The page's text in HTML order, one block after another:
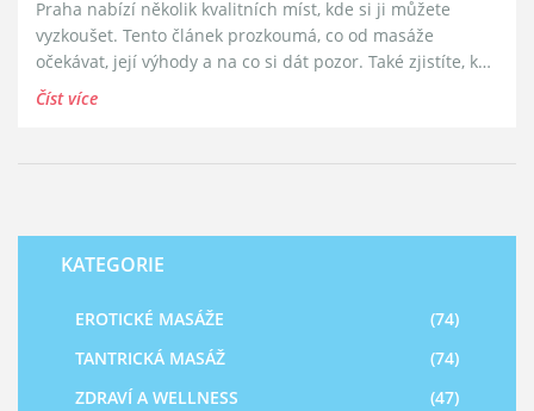
Praha nabízí několik kvalitních míst, kde si ji můžete
vyzkoušet. Tento článek prozkoumá, co od masáže
očekávat, její výhody a na co si dát pozor. Také zjistíte, kde
v Praze najdete nejlepší služby. Připravte se na relaxaci,
Číst více
KATEGORIE
EROTICKÉ MASÁŽE
(74)
TANTRICKÁ MASÁŽ
(74)
ZDRAVÍ A WELLNESS
(47)